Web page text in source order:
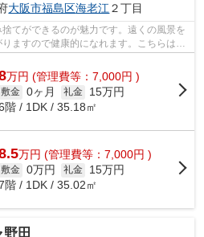
大阪市福島区海老江 ２丁目
てができるのが魅力です。遠くの風景を
ますので健康的になれます。こちらは初
る...
万円 (管理費等：7,000円 )
敷金 0ヶ月 礼金
15万円
階 / 1DK / 35.18㎡
万円 (管理費等：7,000円 )
敷金 0万円 礼金
15万円
階 / 1DK / 35.02㎡
田